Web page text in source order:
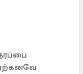
ஏற்கனவே